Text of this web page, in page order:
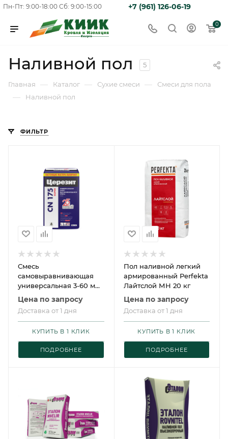
Пн-Пт: 9:00-18:00 Сб: 9:00-15:00 +7 (961) 126-06-19
0
Наливной пол 5
Главная — Каталог — Сухие смеси — Смеси для пола
— Наливной пол
ФИЛЬТР
Смесь
самовыравнивающая
универсальная 3-60 мм
Церезит CN 175
Цена по запросу
Доставка от 1 дня
ПОДРОБНЕЕ
КУПИТЬ В 1 КЛИК
Пол наливной легкий
армированный Perfekta
Лайтслой МН 20 кг
Цена по запросу
Доставка от 1 дня
ПОДРОБНЕЕ
КУПИТЬ В 1 КЛИК